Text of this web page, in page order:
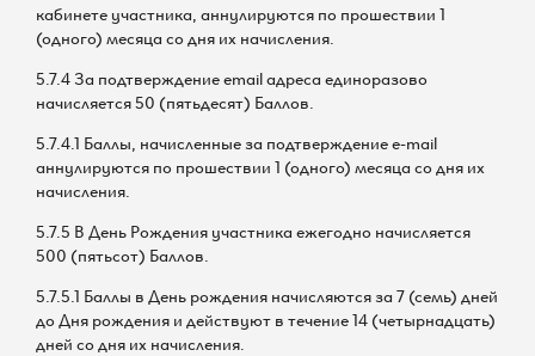
кабинете участника, аннулируются по прошествии 1
(одного) месяца со дня их начисления.
5.7.4 За подтверждение email адреса единоразово
начисляется 50 (пятьдесят) Баллов.
5.7.4.1 Баллы, начисленные за подтверждение e-mail
аннулируются по прошествии 1 (одного) месяца со дня их
начисления.
5.7.5 В День Рождения участника ежегодно начисляется
500 (пятьсот) Баллов.
5.7.5.1 Баллы в День рождения начисляются за 7 (семь) дней
до Дня рождения и действуют в течение 14 (четырнадцать)
дней со дня их начисления.